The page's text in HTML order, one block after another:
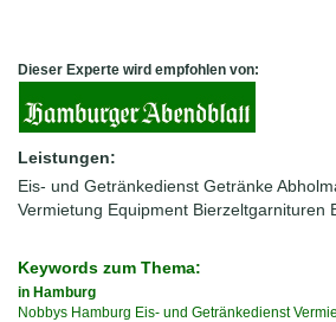
Dieser Experte wird empfohlen von:
Leistungen:
Eis- und Getränkedienst Getränke
Vermietung Equipment Bierzeltgarnituren
Keywords zum Thema:
in Hamburg
Nobbys Hamburg Eis- und Getränkedienst